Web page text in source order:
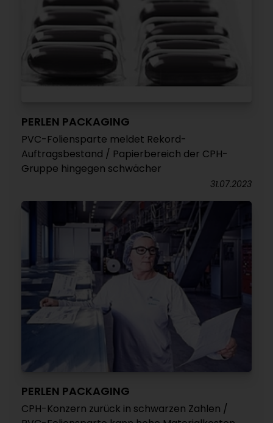
PERLEN PACKAGING
PVC-Foliensparte meldet Rekord-
Auftragsbestand / Papierbereich der CPH-
Gruppe hingegen schwächer
31.07.2023
PERLEN PACKAGING
CPH-Konzern zurück in schwarzen Zahlen /